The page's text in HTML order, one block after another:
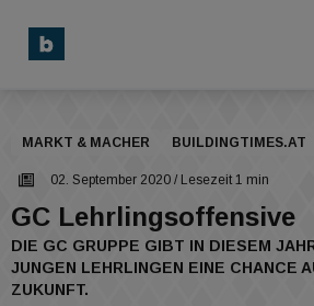
MARKT & MACHER BUILDINGTIMES.AT
02. September 2020 / Lesezeit 1 min
GC Lehrlingsoffensive
DIE GC GRUPPE GIBT IN DIESEM
JUNGEN LEHRLINGEN EINE CHANCE
ZUKUNFT.